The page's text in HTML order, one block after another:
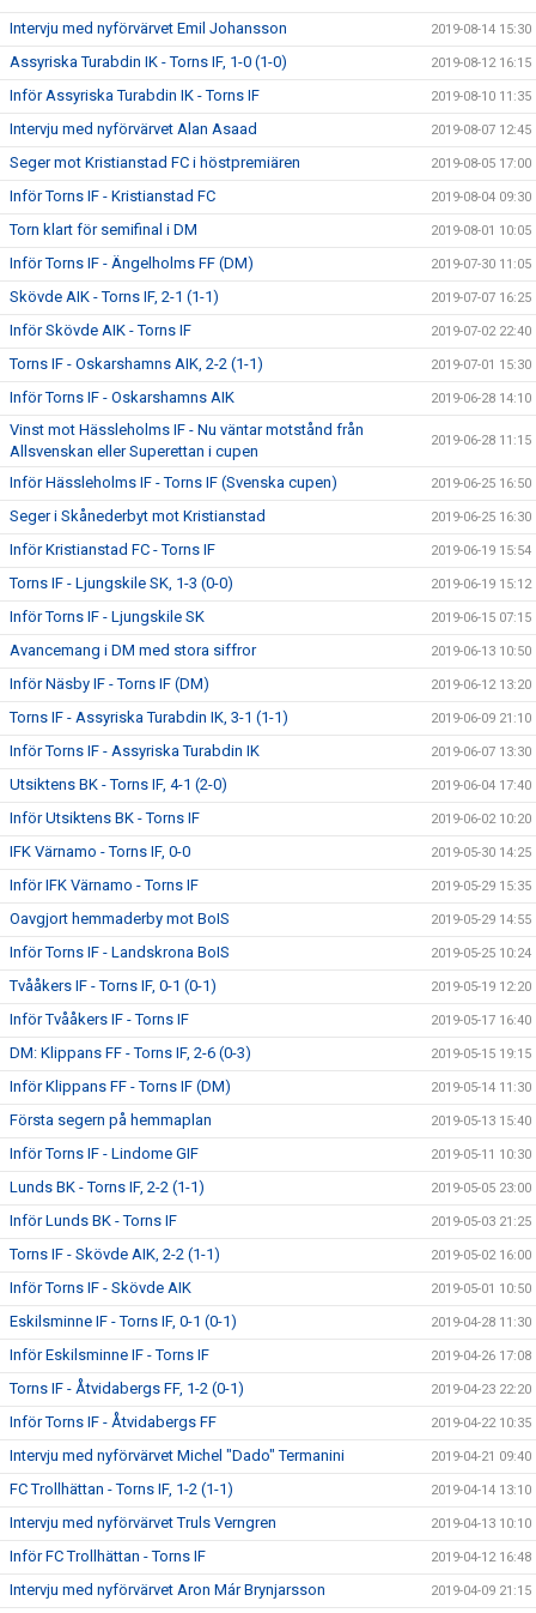
Intervju med nyförvärvet Emil Johansson 2019-08-14 15:30
Assyriska Turabdin IK - Torns IF, 1-0 (1-0) 2019-08-12 16:15
Inför Assyriska Turabdin IK - Torns IF 2019-08-10 11:35
Intervju med nyförvärvet Alan Asaad 2019-08-07 12:45
Seger mot Kristianstad FC i höstpremiären 2019-08-05 17:00
Inför Torns IF - Kristianstad FC 2019-08-04 09:30
Torn klart för semifinal i DM 2019-08-01 10:05
Inför Torns IF - Ängelholms FF (DM) 2019-07-30 11:05
Skövde AIK - Torns IF, 2-1 (1-1) 2019-07-07 16:25
Inför Skövde AIK - Torns IF 2019-07-02 22:40
Torns IF - Oskarshamns AIK, 2-2 (1-1) 2019-07-01 15:30
Inför Torns IF - Oskarshamns AIK 2019-06-28 14:10
Vinst mot Hässleholms IF - Nu väntar motstånd från
Allsvenskan eller Superettan i cupen
2019-06-28 11:15
Inför Hässleholms IF - Torns IF (Svenska cupen) 2019-06-25 16:50
Seger i Skånederbyt mot Kristianstad 2019-06-25 16:30
Inför Kristianstad FC - Torns IF 2019-06-19 15:54
Torns IF - Ljungskile SK, 1-3 (0-0) 2019-06-19 15:12
Inför Torns IF - Ljungskile SK 2019-06-15 07:15
Avancemang i DM med stora siffror 2019-06-13 10:50
Inför Näsby IF - Torns IF (DM) 2019-06-12 13:20
Torns IF - Assyriska Turabdin IK, 3-1 (1-1) 2019-06-09 21:10
Inför Torns IF - Assyriska Turabdin IK 2019-06-07 13:30
Utsiktens BK - Torns IF, 4-1 (2-0) 2019-06-04 17:40
Inför Utsiktens BK - Torns IF 2019-06-02 10:20
IFK Värnamo - Torns IF, 0-0 2019-05-30 14:25
Inför IFK Värnamo - Torns IF 2019-05-29 15:35
Oavgjort hemmaderby mot BoIS 2019-05-29 14:55
Inför Torns IF - Landskrona BoIS 2019-05-25 10:24
Tvååkers IF - Torns IF, 0-1 (0-1) 2019-05-19 12:20
Inför Tvååkers IF - Torns IF 2019-05-17 16:40
DM: Klippans FF - Torns IF, 2-6 (0-3) 2019-05-15 19:15
Inför Klippans FF - Torns IF (DM) 2019-05-14 11:30
Första segern på hemmaplan 2019-05-13 15:40
Inför Torns IF - Lindome GIF 2019-05-11 10:30
Lunds BK - Torns IF, 2-2 (1-1) 2019-05-05 23:00
Inför Lunds BK - Torns IF 2019-05-03 21:25
Torns IF - Skövde AIK, 2-2 (1-1) 2019-05-02 16:00
Inför Torns IF - Skövde AIK 2019-05-01 10:50
Eskilsminne IF - Torns IF, 0-1 (0-1) 2019-04-28 11:30
Inför Eskilsminne IF - Torns IF 2019-04-26 17:08
Torns IF - Åtvidabergs FF, 1-2 (0-1) 2019-04-23 22:20
Inför Torns IF - Åtvidabergs FF 2019-04-22 10:35
Intervju med nyförvärvet Michel "Dado" Termanini 2019-04-21 09:40
FC Trollhättan - Torns IF, 1-2 (1-1) 2019-04-14 13:10
Intervju med nyförvärvet Truls Verngren 2019-04-13 10:10
Inför FC Trollhättan - Torns IF 2019-04-12 16:48
Intervju med nyförvärvet Aron Már Brynjarsson 2019-04-09 21:15